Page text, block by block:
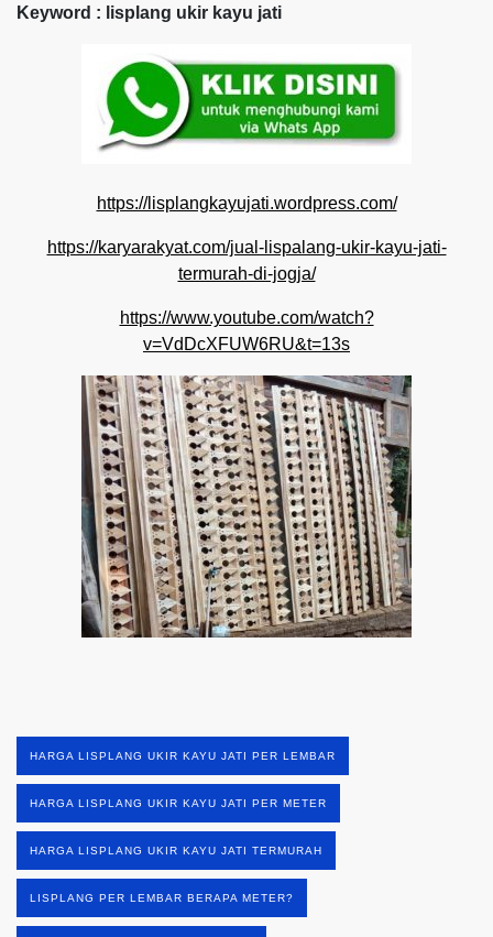
Keyword : lisplang ukir kayu jati
https://lisplangkayujati.wordpress.com/
https://karyarakyat.com/jual-lispalang-ukir-kayu-jati-
termurah-di-jogja/
https://www.youtube.com/watch?
v=VdDcXFUW6RU&t=13s
HARGA LISPLANG UKIR KAYU JATI PER LEMBAR
HARGA LISPLANG UKIR KAYU JATI PER METER
HARGA LISPLANG UKIR KAYU JATI TERMURAH
LISPLANG PER LEMBAR BERAPA METER?